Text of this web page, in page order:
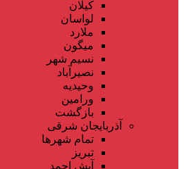
کیلان
لواسان
ملارد
میگون
نسیم شهر
نصیرآباد
وحیدیه
ورامین
بازگشت
آذربایجان شرقی
تمام شهر‌ها
تبریز
آبش احمد